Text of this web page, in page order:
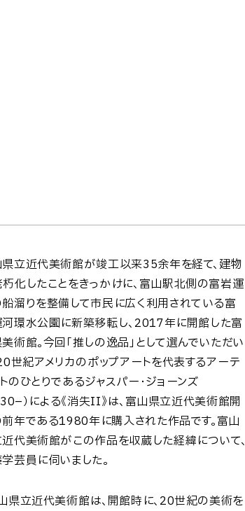
立近代美術館が竣工以来35余年を経て、建物
化したことをきっかけに、富山駅北側の富岩運
溜りを整備して市民に広く利用されている富
環水公園に新築移転し、2017年に開館した富
術館。今回「推しの逸品」として選んでいただい
世紀アメリカのポップアートを代表するアーテ
のひとりであるジャスパー・ジョーンズ
）による《消失II》は、富山県立近代美術館開
年である1980年に購入された作品です。富山
代美術館がこの作品を収蔵した経緯について、
芸員に伺いました。
県立近代美術館は、開館時に、20世紀の美術を